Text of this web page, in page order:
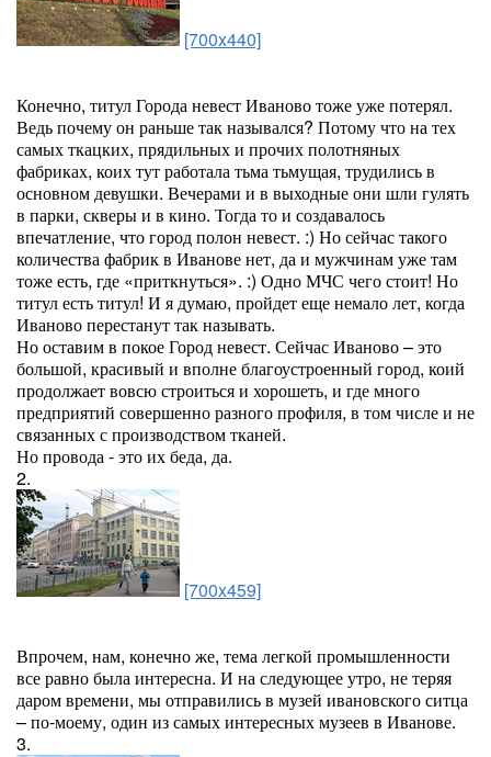
[700x440]
Конечно, титул Города невест Иваново тоже уже потерял.
Ведь почему он раньше так назывался? Потому что на тех
самых ткацких, прядильных и прочих полотняных
фабриках, коих тут работала тьма тьмущая, трудились в
основном девушки. Вечерами и в выходные они шли гулять
в парки, скверы и в кино. Тогда то и создавалось
впечатление, что город полон невест. :) Но сейчас такого
количества фабрик в Иванове нет, да и мужчинам уже там
тоже есть, где «приткнуться». :) Одно МЧС чего стоит! Но
титул есть титул! И я думаю, пройдет еще немало лет, когда
Иваново перестанут так называть.
Но оставим в покое Город невест. Сейчас Иваново – это
большой, красивый и вполне благоустроенный город, коий
продолжает вовсю строиться и хорошеть, и где много
предприятий совершенно разного профиля, в том числе и не
связанных с производством тканей.
Но провода - это их беда, да.
2.
[700x459]
Впрочем, нам, конечно же, тема легкой промышленности
все равно была интересна. И на следующее утро, не теряя
даром времени, мы отправились в музей ивановского ситца
– по-моему, один из самых интересных музеев в Иванове.
3.